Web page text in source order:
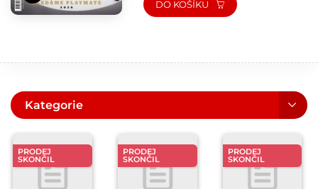
DO KOŠÍKU
Kategorie
PRODEJ
SKONČIL
PRODEJ
SKONČIL
PRODEJ
SKONČIL